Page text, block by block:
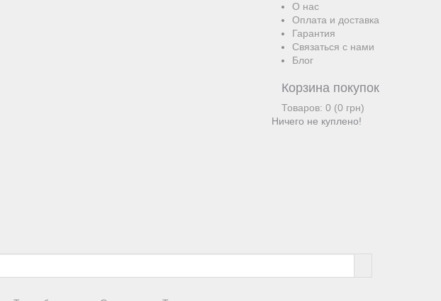
О нас
Оплата и доставка
Гарантия
Связаться с нами
Блог
Корзина покупок
Товаров: 0 (0 грн)
Ничего не куплено!